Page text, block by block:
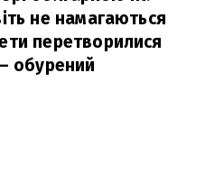
не намагаються
перетворилися
– обурений